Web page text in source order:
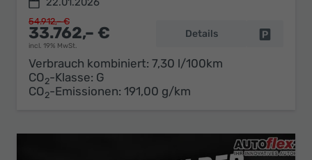
33.762,– €
incl. 19% MwSt.
54.912,– €
Details
Verbrauch kombiniert: 7,30 l/100km
CO2-Klasse: G
CO2-Emissionen: 191,00 g/km